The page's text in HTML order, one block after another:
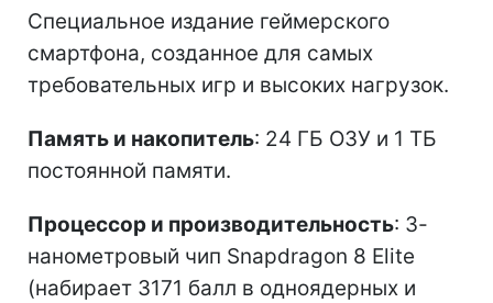
Специальное издание геймерского
смартфона, созданное для самых
требовательных игр и высоких нагрузок.
Память и накопитель: 24 ГБ ОЗУ и 1 ТБ
постоянной памяти.
Процессор и производительность: 3-
нанометровый чип Snapdragon 8 Elite
(набирает 3171 балл в одноядерных и